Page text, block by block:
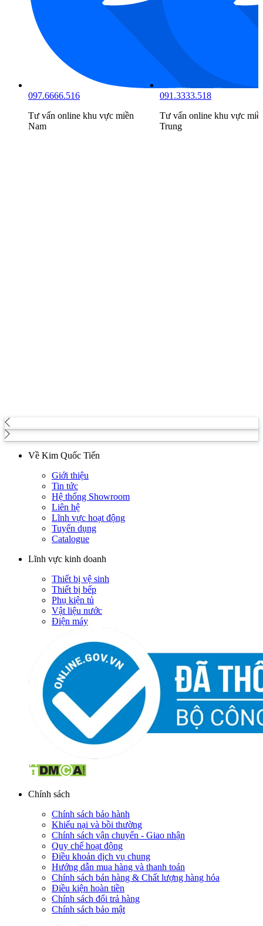
097.6666.516
Tư vấn online khu vực miền
Nam
091.3333.518
Tư vấn online khu vực
Trung
Về Kim Quốc Tiến
Giới thiệu
Tin tức
Hệ thống Showroom
Liên hệ
Lĩnh vực hoạt động
Tuyển dụng
Catalogue
Lĩnh vực kinh doanh
Thiết bị vệ sinh
Thiết bị bếp
Phụ kiện tủ
Vật liệu nước
Điện máy
Chính sách
Chính sách bảo hành
Khiếu nại và bồi thường
Chính sách vận chuyển - Giao nhận
Quy chế hoạt động
Điều khoản dịch vụ chung
Hướng dẫn mua hàng và thanh toán
Chính sách bán hàng & Chất lượng hàng hóa
Điều kiện hoàn tiền
Chính sách đổi trả hàng
Chính sách bảo mật